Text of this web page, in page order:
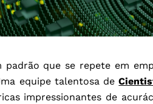
padrão que se repete em
equipe talentosa de
impressionantes de